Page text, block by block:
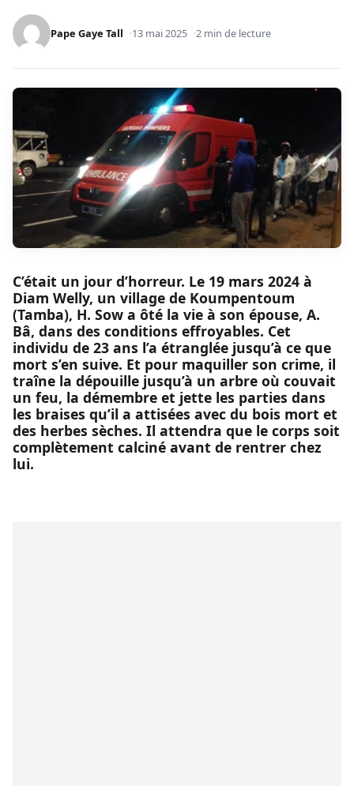
Pape Gaye Tall 13 mai 2025 2 min de lecture
C’était un jour d’horreur. Le 19 mars 2024 à
Diam Welly, un village de Koumpentoum
(Tamba), H. Sow a ôté la vie à son épouse, A.
Bâ, dans des conditions effroyables. Cet
individu de 23 ans l’a étranglée jusqu’à ce que
mort s’en suive. Et pour maquiller son crime, il
traîne la dépouille jusqu’à un arbre où couvait
un feu, la démembre et jette les parties dans
les braises qu’il a attisées avec du bois mort et
des herbes sèches. Il attendra que le corps soit
complètement calciné avant de rentrer chez
lui.